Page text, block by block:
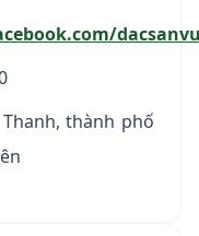
thành phố